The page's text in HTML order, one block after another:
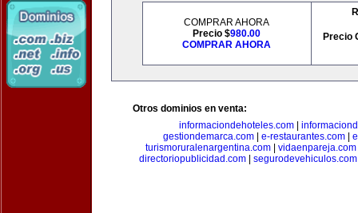
COMPRAR AHORA
Precio $980.00
COMPRAR AHORA
Precio
Otros dominios en venta:
informaciondehoteles.com|
gestiondemarca.com| e-restaurantes.com|
turismoruralenargentina.com| vidaenpareja.com
directoriopublicidad.com
segurodevehiculos.com